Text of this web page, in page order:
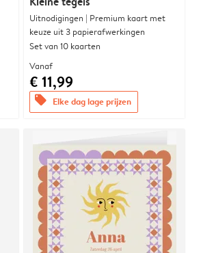
Uitnodigingen | Premium kaart met
keuze uit 3 papierafwerkingen
Set van 10 kaarten
Vanaf
€ 11,99
offers Elke dag lage prijzen